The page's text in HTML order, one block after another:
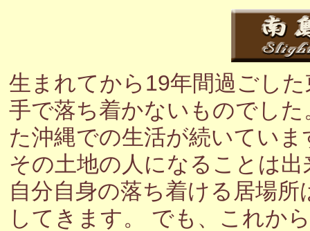
生まれてから19年間過ごし
手で落ち着かないものでし
た沖縄での生活が続いてい
その土地の人になることは
自分自身の落ち着ける居場
してきます。 でも、これか